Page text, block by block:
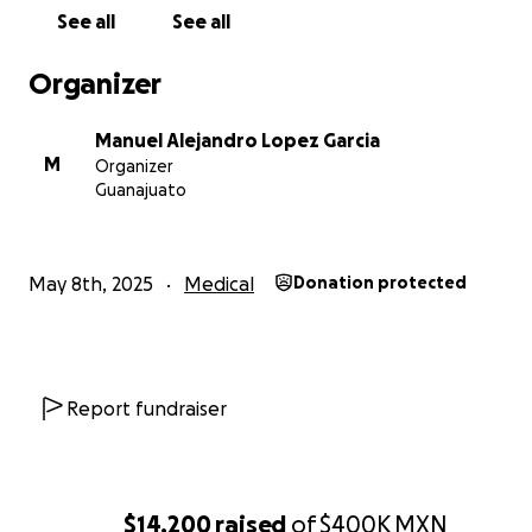
$14,200raised of$400K MXN
de vida para Gloria. Entre todos, podemos lograr que
tristeza, sino por la esperanza.
Regalémosle un día más de vida a Gloria.
See all See all
Organizer
M
Manuel Alejandro Lopez Garcia
Organizer
Guanajuato
May 8th, 2025 Medical Donation protected
Report fundraiser